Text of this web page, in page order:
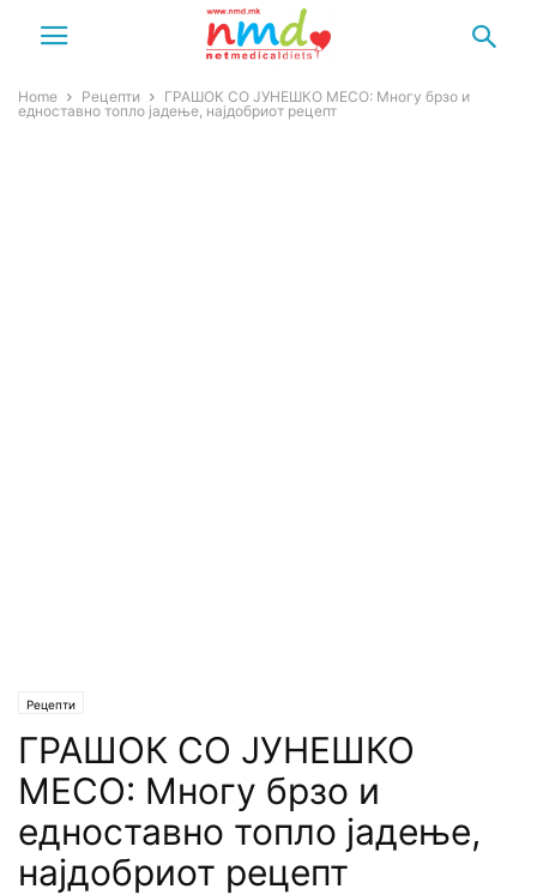
Home Рецепти
ГРАШОК СО ЈУНЕШКО МЕСО: Многу брзо и
едноставно топло јадење, најдобриот рецепт
Рецепти
ГРАШОК СО ЈУНЕШКО
МЕСО: Многу брзо и
едноставно топло јадење,
најдобриот рецепт